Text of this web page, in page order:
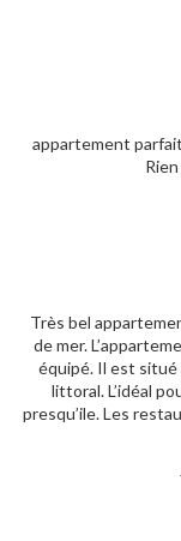
appartement
Très bel
de mer.
équipé. Il est situé
littoral. L’idéal
presqu’ile. Les